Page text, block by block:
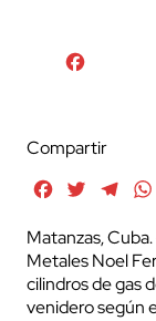
Compartir
FacebookTwitter
Matanzas,
Metales Noel
cilindros de gas
venidero según